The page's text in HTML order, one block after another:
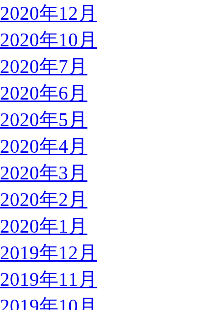
2020年12月
2020年10月
2020年7月
2020年6月
2020年5月
2020年4月
2020年3月
2020年2月
2020年1月
2019年12月
2019年11月